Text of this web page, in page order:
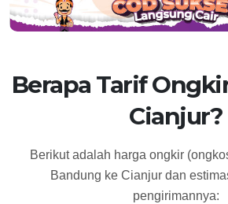
Berapa Tarif
Cianjur?
Berikut adalah harga ongkir
Bandung ke Cianjur dan
pengirimannya: